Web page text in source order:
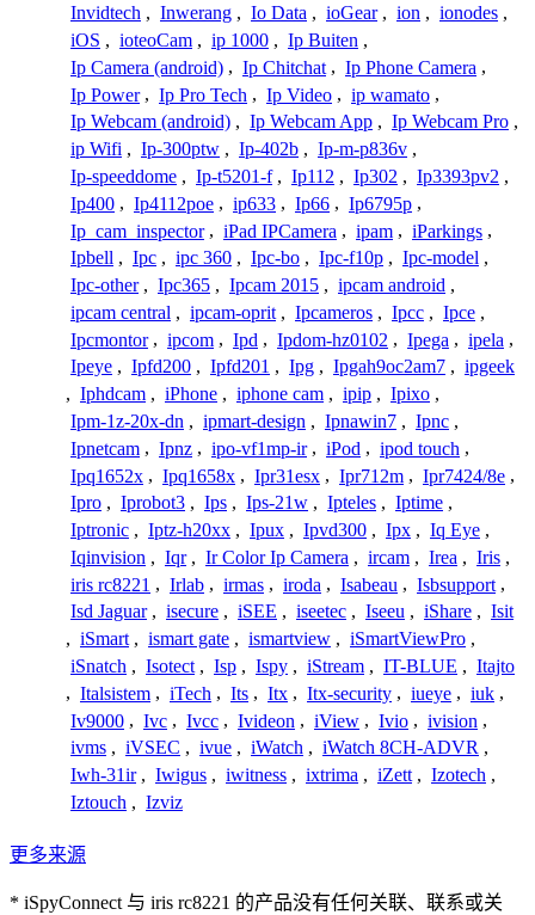
Invidtech , Inwerang , Io Data , ioGear , ion , ionodes ,
iOS , ioteoCam , ip 1000 , Ip Buiten ,
Ip Camera (android) , Ip Chitchat , Ip Phone Camera ,
Ip Power , Ip Pro Tech , Ip Video , ip wamato ,
Ip Webcam (android) , Ip Webcam App , Ip Webcam Pro ,
ip Wifi , Ip-300ptw , Ip-402b , Ip-m-p836v ,
Ip-speeddome , Ip-t5201-f , Ip112 , Ip302 , Ip3393pv2 ,
Ip400 , Ip4112poe , ip633 , Ip66 , Ip6795p ,
Ip_cam_inspector , iPad IPCamera , ipam , iParkings ,
Ipbell , Ipc , ipc 360 , Ipc-bo , Ipc-f10p , Ipc-model ,
Ipc-other , Ipc365 , Ipcam 2015 , ipcam android ,
ipcam central , ipcam-oprit , Ipcameros , Ipcc , Ipce ,
Ipcmontor , ipcom , Ipd , Ipdom-hz0102 , Ipega , ipela ,
Ipeye , Ipfd200 , Ipfd201 , Ipg , Ipgah9oc2am7 , ipgeek
, Iphdcam , iPhone , iphone cam , ipip , Ipixo ,
Ipm-1z-20x-dn , ipmart-design , Ipnawin7 , Ipnc ,
Ipnetcam , Ipnz , ipo-vf1mp-ir , iPod , ipod touch ,
Ipq1652x , Ipq1658x , Ipr31esx , Ipr712m , Ipr7424/8e ,
Ipro , Iprobot3 , Ips , Ips-21w , Ipteles , Iptime ,
Iptronic , Iptz-h20xx , Ipux , Ipvd300 , Ipx , Iq Eye ,
Iqinvision , Iqr , Ir Color Ip Camera , ircam , Irea , Iris ,
iris rc8221 , Irlab , irmas , iroda , Isabeau , Isbsupport ,
Isd Jaguar , isecure , iSEE , iseetec , Iseeu , iShare , Isit
, iSmart , ismart gate , ismartview , iSmartViewPro ,
iSnatch , Isotect , Isp , Ispy , iStream , IT-BLUE , Itajto
, Italsistem , iTech , Its , Itx , Itx-security , iueye , iuk ,
Iv9000 , Ivc , Ivcc , Ivideon , iView , Ivio , ivision ,
ivms , iVSEC , ivue , iWatch , iWatch 8CH-ADVR ,
Iwh-31ir , Iwigus , iwitness , ixtrima , iZett , Izotech ,
Iztouch , Izviz
更多来源
* iSpyConnect 与 iris rc8221 的产品没有任何关联、联系或关